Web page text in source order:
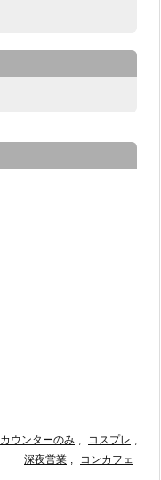
カウンターのみ , コスプレ ,
深夜営業 , コンカフェ